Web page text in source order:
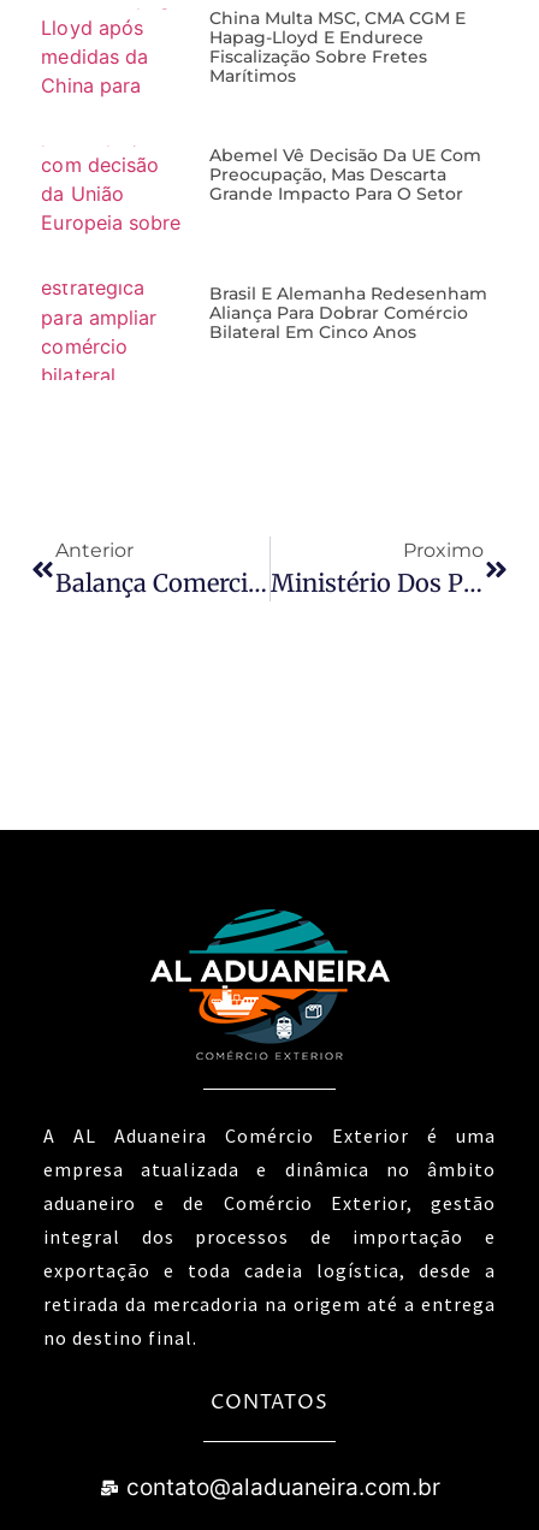
China Multa MSC, CMA CGM E
Hapag-Lloyd E Endurece
Fiscalização Sobre Fretes
Marítimos
Abemel Vê Decisão Da UE Com
Preocupação, Mas Descarta
Grande Impacto Para O Setor
Brasil E Alemanha Redesenham
Aliança Para Dobrar Comércio
Bilateral Em Cinco Anos
Anterior
Balança Comercial Tem Superávit De US$ 10,6 Bilhões Em Junho
Proximo
Ministério Dos Portos Do Brasil Anuncia Nova Redução Nas Tarifas Portuárias
A AL Aduaneira Comércio Exterior é uma
empresa atualizada e dinâmica no âmbito
aduaneiro e de Comércio Exterior, gestão
integral dos processos de importação e
exportação e toda cadeia logística, desde a
retirada da mercadoria na origem até a entrega
no destino final.
CONTATOS
contato@aladuaneira.com.br